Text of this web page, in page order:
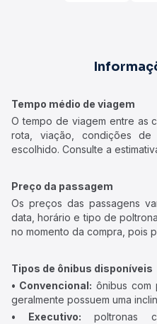
Tempo médio de viagem
O tempo de viagem entre as
rota, viação, condições
escolhido. Consulte a
Preço da passagem
Os preços das passagens
data, horário e tipo de
no momento da compra, pois
Tipos de ônibus disponíveis
• Convencional: ônibus com
geralmente possuem uma
• Executivo: poltronas